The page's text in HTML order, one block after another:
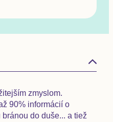
zmyslom.
90% informácií o
do duše... a tiež